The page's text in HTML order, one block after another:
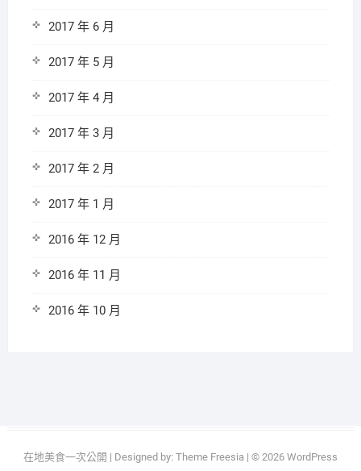
2017 年 6 月
2017 年 5 月
2017 年 4 月
2017 年 3 月
2017 年 2 月
2017 年 1 月
2016 年 12 月
2016 年 11 月
2016 年 10 月
在地美食一次公開 | Designed by: Theme Freesia| © 2026 WordPress